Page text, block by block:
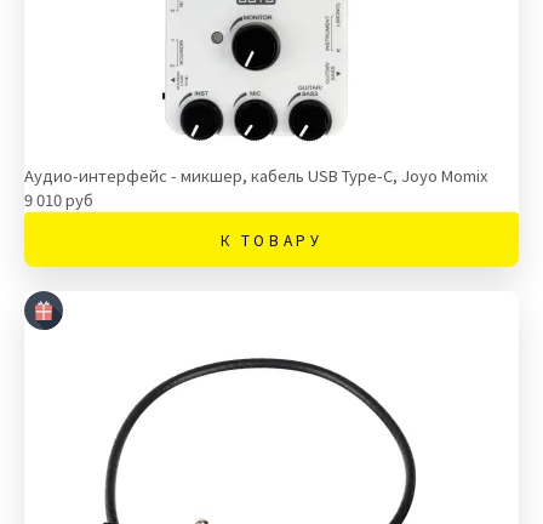
Аудио-интерфейс - микшер, кабель USB Type-C, Joyo Momix
9 010 руб
К ТОВАРУ